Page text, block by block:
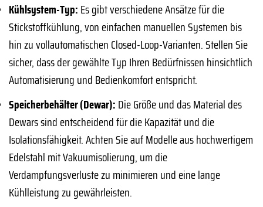
Kühlsystem-Typ: Es gibt verschiedene Ansätze für die
Stickstoffkühlung, von einfachen manuellen Systemen bis
hin zu vollautomatischen Closed-Loop-Varianten. Stellen Sie
sicher, dass der gewählte Typ Ihren Bedürfnissen hinsichtlich
Automatisierung und Bedienkomfort entspricht.
Speicherbehälter (Dewar): Die Größe und das Material des
Dewars sind entscheidend für die Kapazität und die
Isolationsfähigkeit. Achten Sie auf Modelle aus hochwertigem
Edelstahl mit Vakuumisolierung, um die
Verdampfungsverluste zu minimieren und eine lange
Kühlleistung zu gewährleisten.